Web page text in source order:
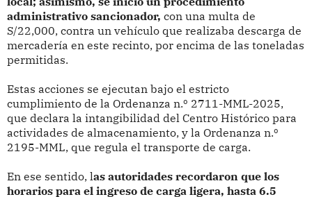
administrativo sancionador, con una multa de
S/22,000, contra un vehículo que realizaba descarga de
mercadería en este recinto, por encima de las toneladas
permitidas.
Estas acciones se ejecutan bajo el estricto
cumplimiento de la Ordenanza n.º 2711-MML-2025,
que declara la intangibilidad del Centro Histórico para
actividades de almacenamiento, y la Ordenanza n.º
2195-MML, que regula el transporte de carga.
En ese sentido, las autoridades recordaron que los
horarios para el ingreso de carga ligera, hasta 6.5